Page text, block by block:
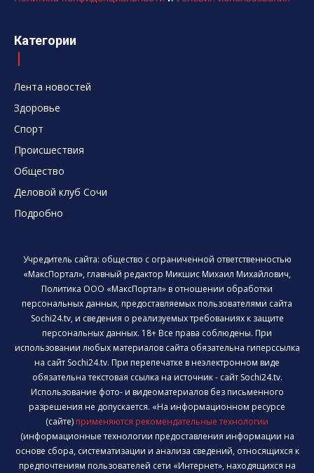
Категории
Лента новостей
Здоровье
Спорт
Происшествия
Общество
Деловой клуб Сочи
Подробно
Учредитель сайта: общество с ограниченной ответственностью
«МаксПортал», главный редактор Микшис Михаил Михайлович,
Политика ООО «МаксПортал» в отношении обработки
персональных данных, предоставляемых пользователями сайта
Sochi24.tv, и сведения о реализуемых требованиях к защите
персональных данных. 18+ Все права соблюдены. При
использовании любых материалов сайта обязательна гиперссылка
на сайт Sochi24.tv. При перепечатке в неэлектронном виде
обязательна текстовая ссылка на источник - сайт Sochi24.tv.
Использование фото- и видеоматериалов без письменного
разрешения не допускается. «На информационном ресурсе
(сайте) применяются рекомендательные технологии
(информационные технологии предоставления информации на
основе сбора, систематизации и анализа сведений, относящихся к
предпочтениям пользователей сети «Интернет», находящихся на